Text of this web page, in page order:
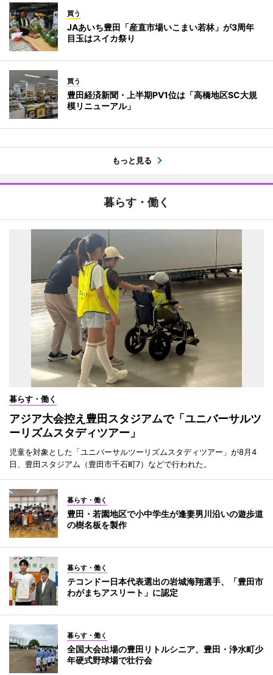
買う
JAあいち豊田「産直市場いこまい若林」が3周年
目玉はスイカ祭り
買う
豊田経済新聞・上半期PV1位は「高橋地区SC大規
模リニューアル」
もっと見る
暮らす・働く
暮らす・働く
アジア大会控え豊田スタジアムで「ユニバーサルツ
ーリズムスタディツアー」
児童を対象とした「ユニバーサルツーリズムスタディツアー」が8月4
日、豊田スタジアム（豊田市千石町7）などで行われた。
暮らす・働く
豊田・若園地区で小中学生が逢妻男川沿いの遊歩道
の樹名板を製作
暮らす・働く
テコンドー日本代表選出の岩城海翔選手、「豊田市
わがまちアスリート」に認定
暮らす・働く
全国大会出場の豊田リトルシニア、豊田・浄水町少
年硬式野球場で壮行会